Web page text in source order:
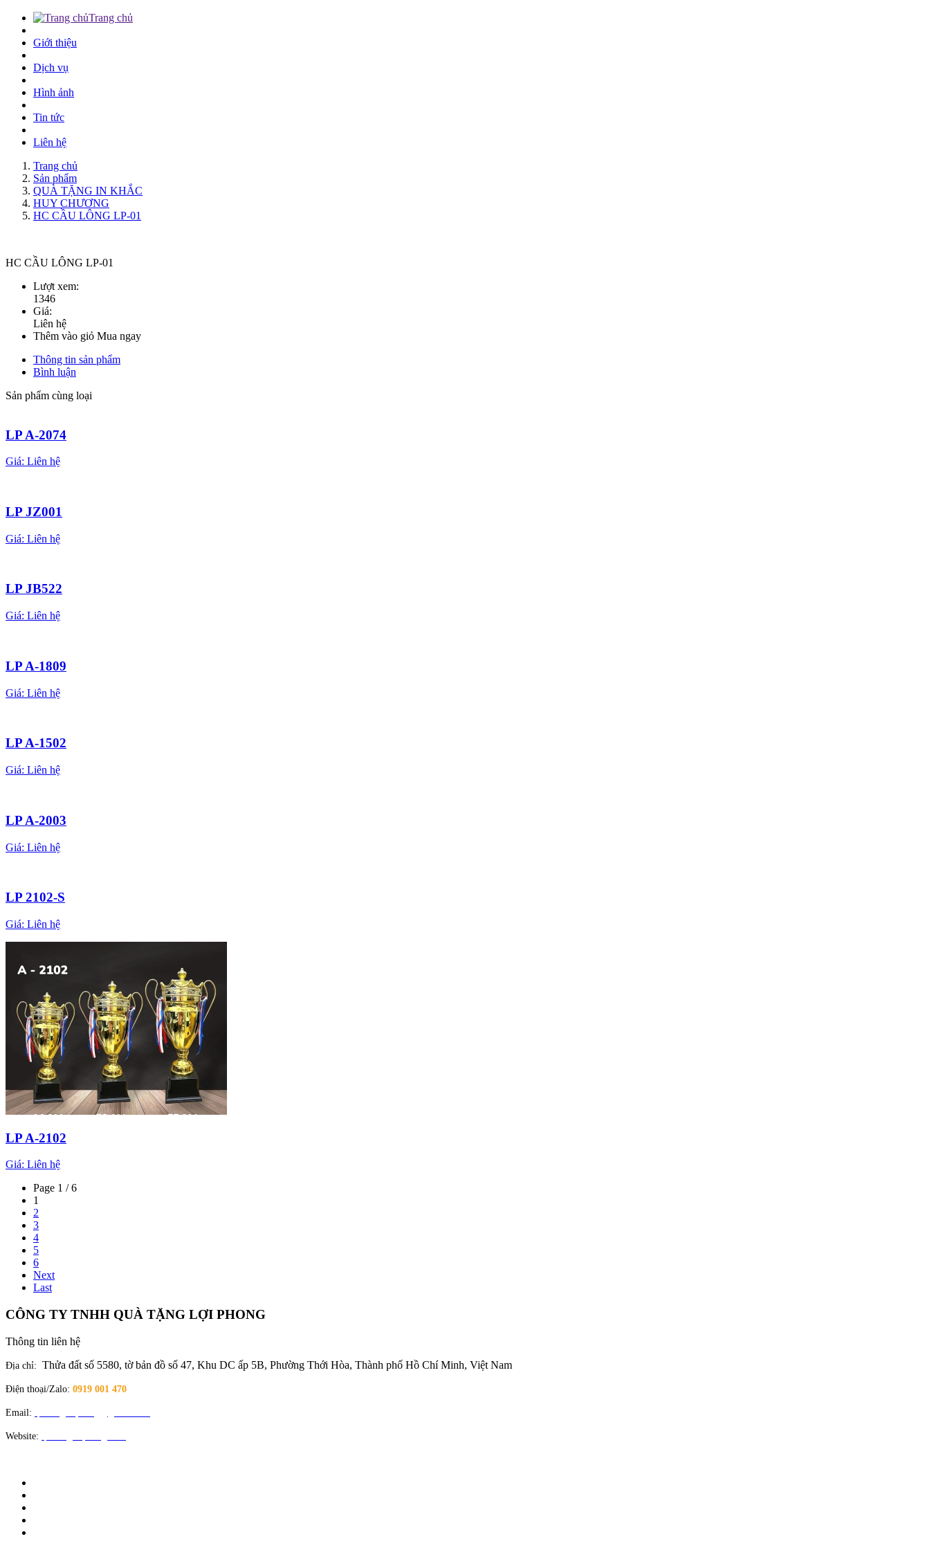
Trang chủ
Giới thiệu
Dịch vụ
Hình ảnh
Tin tức
Liên hệ
Trang chủ
Sản phẩm
QUÀ TẶNG IN KHẮC
HUY CHƯƠNG
HC CẦU LÔNG LP-01
HC CẦU LÔNG LP-01
Lượt xem:
1346
Giá:
Liên hệ
Thêm vào giỏ Mua ngay
Thông tin sản phẩm
Bình luận
Sản phẩm cùng loại
LP A-2074
Giá: Liên hệ
LP JZ001
Giá: Liên hệ
LP JB522
Giá: Liên hệ
LP A-1809
Giá: Liên hệ
LP A-1502
Giá: Liên hệ
LP A-2003
Giá: Liên hệ
LP 2102-S
Giá: Liên hệ
LP A-2102
Giá: Liên hệ
Page 1 / 6
1
2
3
4
5
6
Next
Last
CÔNG TY TNHH QUÀ TẶNG LỢI PHONG
Thông tin liên hệ
Địa chỉ: Thửa đất số 5580, tờ bản đồ số 47, Khu DC ấp 5B, Phường Thới Hòa, Thành phố Hồ Chí Minh, Việt Nam
Điện thoại/Zalo: 0919 001 470
Email:
Website: